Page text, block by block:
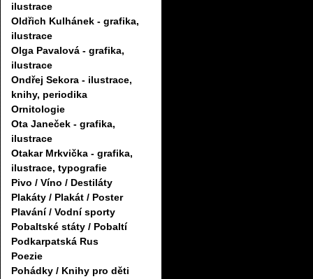
ilustrace
Oldřich Kulhánek - grafika,
ilustrace
Olga Pavalová - grafika,
ilustrace
Ondřej Sekora - ilustrace,
knihy, periodika
Ornitologie
Ota Janeček - grafika,
ilustrace
Otakar Mrkvička - grafika,
ilustrace, typografie
Pivo / Víno / Destiláty
Plakáty / Plakát / Poster
Plavání / Vodní sporty
Pobaltské státy / Pobaltí
Podkarpatská Rus
Poezie
Pohádky / Knihy pro děti